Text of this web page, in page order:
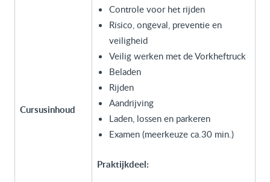
Cursusinhoud
Controle voor het rijden
Risico, ongeval, preventie en
veiligheid
Veilig werken met de Vorkheftruck
Beladen
Rijden
Aandrijving
Laden, lossen en parkeren
Examen (meerkeuze ca.30 min.)
Praktijkdeel: